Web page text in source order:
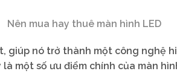
Nên mua hay thuê màn hình LED
giúp nó trở thành một công nghệ
một số ưu điểm chính của màn